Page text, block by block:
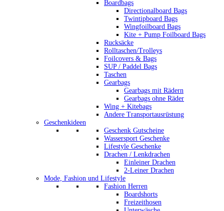
Boardbags
Directionalboard Bags
Twintipboard Bags
Wingfoilboard Bags
Kite + Pump Foilboard Bags
Rucksäcke
Rolltaschen/Trolleys
Foilcovers & Bags
SUP / Paddel Bags
Taschen
Gearbags
Gearbags mit Rädern
Gearbags ohne Räder
Wing + Kitebags
Andere Transportausrüstung
Geschenkideen
Geschenk Gutscheine
Wassersport Geschenke
Lifestyle Geschenke
Drachen / Lenkdrachen
Einleiner Drachen
2-Leiner Drachen
Mode, Fashion und Lifestyle
Fashion Herren
Boardshorts
Freizeithosen